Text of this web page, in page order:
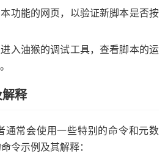
功能的网页，以验证新脚本是否按
入油猴的调试工具，查看脚本的运
释
通常会使用一些特别的命令和元数
令示例及其解释：